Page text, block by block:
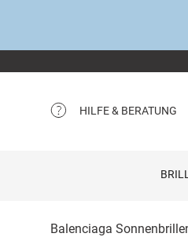
HILFE & BERATUNG
Balenciaga